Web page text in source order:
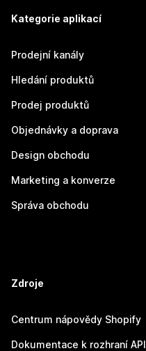
Kategorie aplikací
Prodejní kanály
Hledání produktů
Prodej produktů
Objednávky a doprava
Design obchodu
Marketing a konverze
Správa obchodu
Zdroje
Centrum nápovědy Shopify
Dokumentace k rozhraní API